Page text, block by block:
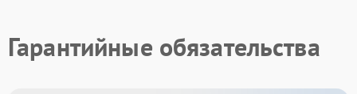
Гарантийные обязательства